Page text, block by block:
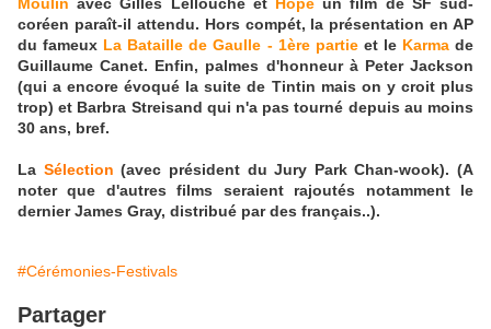
coréen paraît-il attendu. Hors compét, la présentation en AP
du fameux La Bataille de Gaulle - 1ère partieet le Karmade
Guillaume Canet. Enfin, palmes d'honneur à Peter Jackson
(qui a encore évoqué la suite de Tintin mais on y croit plus
trop) et Barbra Streisand qui n'a pas tourné depuis au moins
30 ans, bref.
La Sélection (avec président du Jury Park Chan-wook). (A
noter que d'autres films seraient rajoutés notamment le
dernier James Gray, distribué par des français..).
#Cérémonies-Festivals
Partager